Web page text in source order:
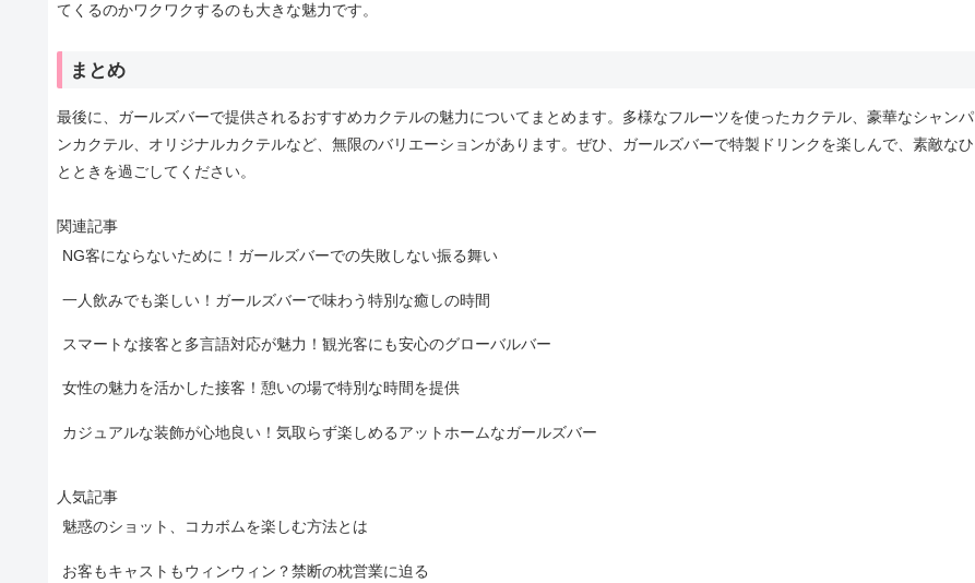
てくるのかワクワクするのも大きな魅力です。
まとめ
最後に、ガールズバーで提供されるおすすめカクテルの魅力についてまとめます。多様なフルーツを使ったカクテル、豪華なシャンパ
ンカクテル、オリジナルカクテルなど、無限のバリエーションがあります。ぜひ、ガールズバーで特製ドリンクを楽しんで、素敵なひ
とときを過ごしてください。
関連記事
NG客にならないために！ガールズバーでの失敗しない振る舞い
一人飲みでも楽しい！ガールズバーで味わう特別な癒しの時間
スマートな接客と多言語対応が魅力！観光客にも安心のグローバルバー
女性の魅力を活かした接客！憩いの場で特別な時間を提供
カジュアルな装飾が心地良い！気取らず楽しめるアットホームなガールズバー
人気記事
魅惑のショット、コカボムを楽しむ方法とは
お客もキャストもウィンウィン？禁断の枕営業に迫る